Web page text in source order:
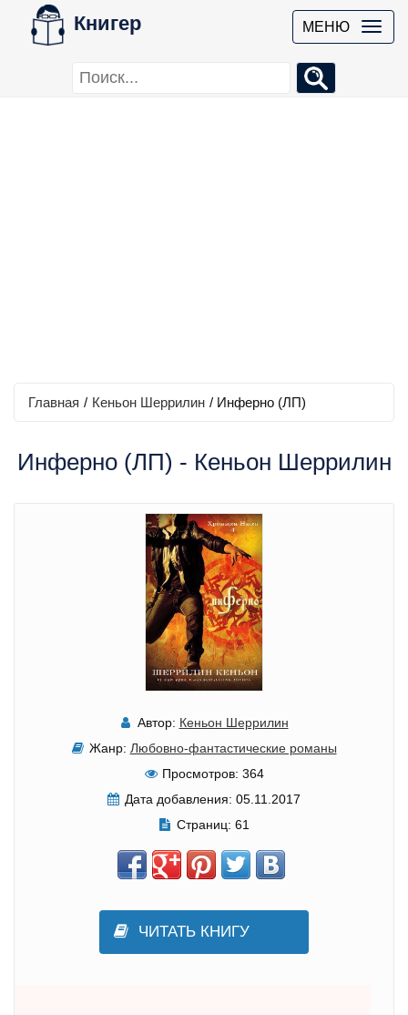
Книгер МЕНЮ
Главная / Кеньон Шеррилин / Инферно (ЛП)
Инферно (ЛП) - Кеньон Шеррилин
Автор: Кеньон Шеррилин
Жанр: Любовно-фантастические романы
Просмотров: 364
Дата добавления: 05.11.2017
Страниц: 61
ЧИТАТЬ КНИГУ